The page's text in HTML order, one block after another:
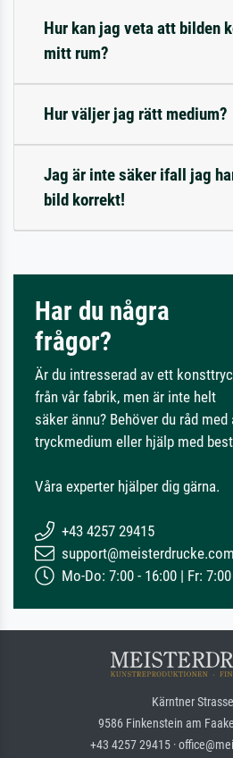
Hur kan jag veta att bilden
mitt rum?
Hur väljer jag rätt medium?
Jag är inte säker ifall jag
bild korrekt!
Har du några
frågor?
Är du intresserad av ett
från vår fabrik, men är inte helt
säker ännu? Behöver du råd
tryckmedium eller hjälp med
Våra experter hjälper dig gärna.
+43 4257 29415
support@meisterdrucke.com
Mo-Do: 7:00 - 16:00 | Fr:
Kärntner
9586 Finkenstein am
+43 4257 29415 ·